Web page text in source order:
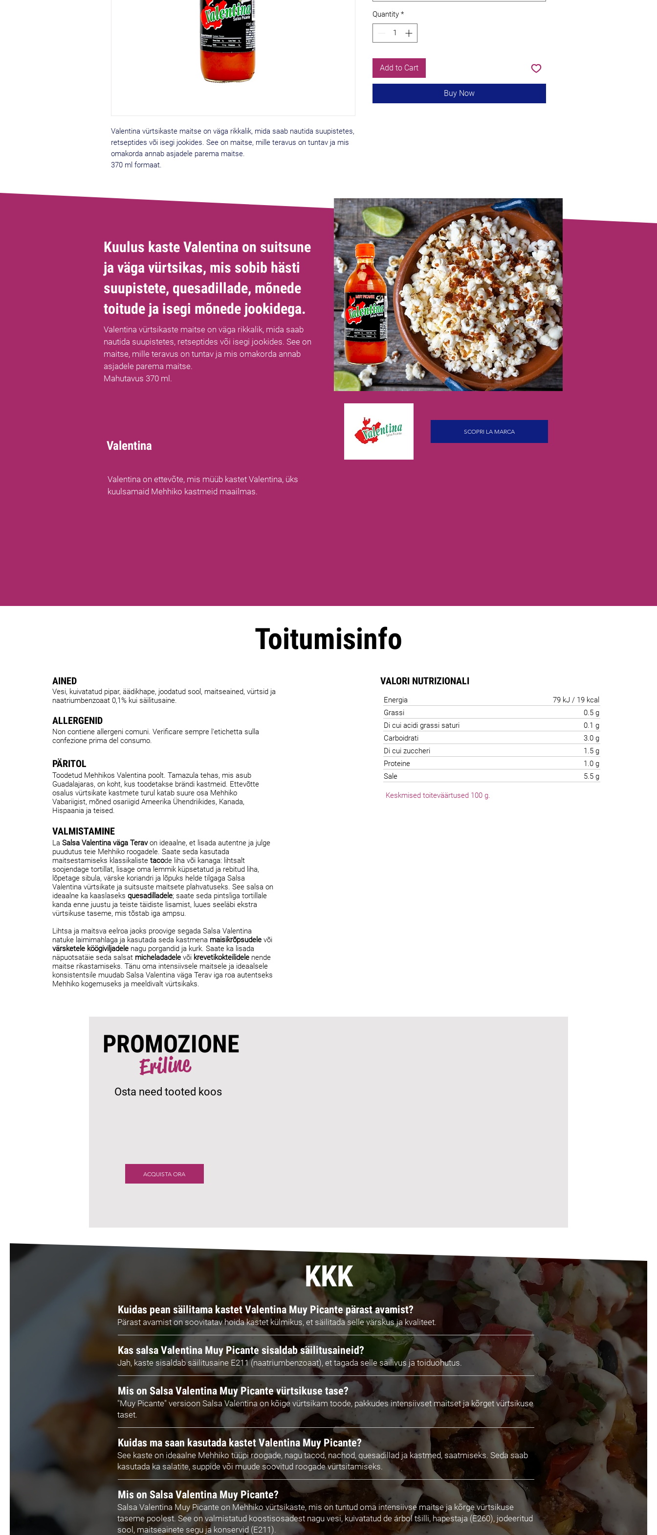
Valentina vürtsikaste maitse on väga rikkalik, mida saab nautida suupistetes,
retseptides või isegi jookides. See on maitse, mille teravus on tuntav ja mis
omakorda annab asjadele parema maitse.
370 ml formaat.
Quantity *
Add to Cart
Buy Now
Kuulus kaste Valentina on suitsune
ja väga vürtsikas, mis sobib hästi
suupistete, quesadillade, mõnede
toitude ja isegi mõnede jookidega.
Valentina vürtsikaste maitse on väga rikkalik, mida saab
nautida suupistetes, retseptides või isegi jookides. See on
maitse, mille teravus on tuntav ja mis omakorda annab
asjadele parema maitse.
Mahutavus 370 ml.
Valentina
Valentina on ettevõte, mis müüb kastet Valentina, üks
kuulsamaid Mehhiko kastmeid maailmas.
SCOPRI LA MARCA
Toitumisinfo
AINED
Vesi, kuivatatud pipar, äädikhape, joodatud sool, maitseained, vürtsid ja
naatriumbenzoaat 0,1% kui säilitusaine.
ALLERGENID
Non contiene allergeni comuni. Verificare sempre l'etichetta sulla
confezione prima del consumo.
PÄRITOL
Toodetud Mehhikos Valentina poolt. Tamazula tehas, mis asub
Guadalajaras, on koht, kus toodetakse brändi kastmeid. Ettevõtte
osalus vürtsikate kastmete turul katab suure osa Mehhiko
Vabariigist, mõned osariigid Ameerika Ühendriikides, Kanada,
Hispaania ja teised.
VALMISTAMINE
La Salsa Valentina väga Teravon ideaalne, et lisada autentne ja julge
puudutus teie Mehhiko roogadele. Saate seda kasutada
maitsestamiseks klassikaliste tacode liha või kanaga: lihtsalt
soojendage tortillat, lisage oma lemmik küpsetatud ja rebitud liha,
lõpetage sibula, värske koriandri ja lõpuks helde tilgaga Salsa
Valentina vürtsikate ja suitsuste maitsete plahvatuseks. See salsa on
ideaalne ka kaaslaseks quesadilladele; saate seda pintsliga tortillale
kanda enne juustu ja teiste täidiste lisamist, luues seeläbi ekstra
vürtsikuse taseme, mis tõstab iga ampsu.
Lihtsa ja maitsva eelroa jaoks proovige segada Salsa Valentina
natuke laimimahlaga ja kasutada seda kastmena maisikrõpsudele või
värsketele köögiviljadele nagu porgandid ja kurk. Saate ka lisada
näpuotsatäie seda salsat micheladadele või krevetikokteilidele nende
maitse rikastamiseks. Tänu oma intensiivsele maitsele ja ideaalsele
konsistentsile muudab Salsa Valentina väga Terav iga roa autentseks
Mehhiko kogemuseks ja meeldivalt vürtsikaks.
VALORI NUTRIZIONALI
Energia
79 kJ / 19 kcal
Grassi
0.5 g
Di cui acidi grassi saturi
0.1 g
Carboidrati
3.0 g
Di cui zuccheri
1.5 g
Proteine
1.0 g
Sale
5.5 g
Keskmised toiteväärtused 100 g.
PROMOZIONE
Eriline
Osta need tooted koos
ACQUISTA ORA
KKK
Kuidas pean säilitama kastet Valentina Muy Picante pärast avamist?
Pärast avamist on soovitatav hoida kastet külmikus, et säilitada selle värskus ja kvaliteet.
Kas salsa Valentina Muy Picante sisaldab säilitusaineid?
Jah, kaste sisaldab säilitusaine E211 (naatriumbenzoaat), et tagada selle säilivus ja toiduohutus.
Mis on Salsa Valentina Muy Picante vürtsikuse tase?
"Muy Picante" versioon Salsa Valentina on kõige vürtsikam toode, pakkudes intensiivset maitset ja kõrget vürtsikuse
taset.
Kuidas ma saan kasutada kastet Valentina Muy Picante?
See kaste on ideaalne Mehhiko tüüpi roogade, nagu tacod, nachod, quesadillad ja kastmed, saatmiseks. Seda saab
kasutada ka salatite, suppide või muude soovitud roogade vürtsitamiseks.
Mis on Salsa Valentina Muy Picante?
Salsa Valentina Muy Picante on Mehhiko vürtsikaste, mis on tuntud oma intensiivse maitse ja kõrge vürtsikuse
taseme poolest. See on valmistatud koostisosadest nagu vesi, kuivatatud de árbol tšilli, hapestaja (E260), jodeeritud
sool, maitseainete segu ja konservid (E211).